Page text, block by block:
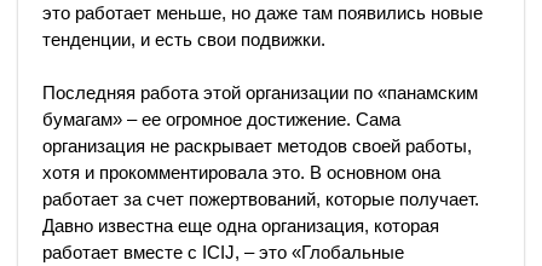
это работает меньше, но даже там появились новые
тенденции, и есть свои подвижки.
Последняя работа этой организации по «панамским
бумагам» – ее огромное достижение. Сама
организация не раскрывает методов своей работы,
хотя и прокомментировала это. В основном она
работает за счет пожертвований, которые получает.
Давно известна еще одна организация, которая
работает вместе с ICIJ, – это «Глобальные